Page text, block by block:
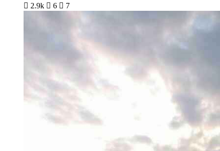
 2.9k  6  7